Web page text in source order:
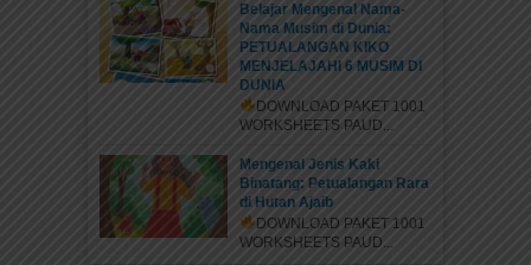
Belajar Mengenal Nama-
Nama Musim di Dunia:
PETUALANGAN KIKO
MENJELAJAHI 6 MUSIM DI
DUNIA
DOWNLOAD PAKET 1001
WORKSHEETS PAUD...
Mengenal Jenis Kaki
Binatang: Petualangan Rara
di Hutan Ajaib
DOWNLOAD PAKET 1001
WORKSHEETS PAUD...